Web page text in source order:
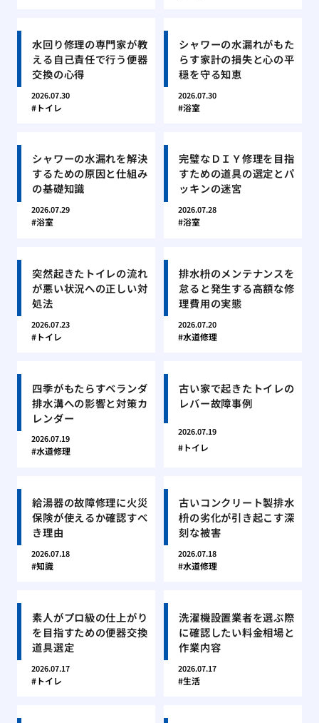
水回り修理の専門家が教
える自己責任で行う便器
交換の心得
2026.07.30
トイレ
シャワーの水漏れがもた
らす家計の損失と心の平
穏を守る知恵
2026.07.30
浴室
シャワーの水漏れを解決
するための原因と仕組み
の基礎知識
2026.07.29
浴室
完璧なＤＩＹ修理を目指
すための道具の選定とパ
ッキンの迷宮
2026.07.28
浴室
突然起きたトイレの流れ
が悪い状況への正しい対
処法
2026.07.23
トイレ
排水枡のメンテナンスを
怠ると発生する高額な修
理費用の実態
2026.07.20
水道修理
四季がもたらすベランダ
排水溝への影響と対策カ
レンダー
2026.07.19
水道修理
古い家で起きたトイレの
レバー故障事例
2026.07.19
トイレ
給湯器の故障修理に火災
保険が使えるか確認すべ
き理由
2026.07.18
知識
古いコンクリート製排水
枡の劣化が引き起こす深
刻な被害
2026.07.18
水道修理
素人がプロ級の仕上がり
を目指すための便器交換
道具選定
2026.07.17
トイレ
洗濯機設置業者を選ぶ際
に確認したい料金相場と
作業内容
2026.07.17
生活